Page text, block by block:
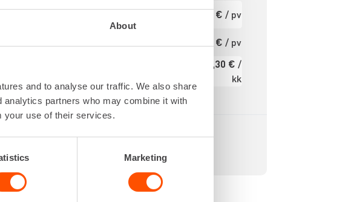
About
and to analyse our traffic. We also share
partners who may combine it with
your use of their services.
Marketing
0,70 m
nostokorvilla.
Ensimmäinen
9,65 € / pv
? 7,72 € / pv
132,30 € /
kk